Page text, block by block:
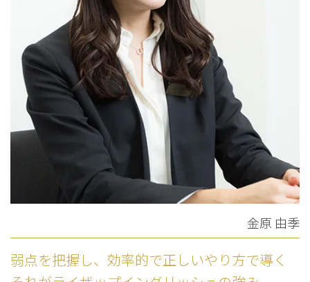
金原 由季
弱点を把握し、効率的で正しいやり方で導く